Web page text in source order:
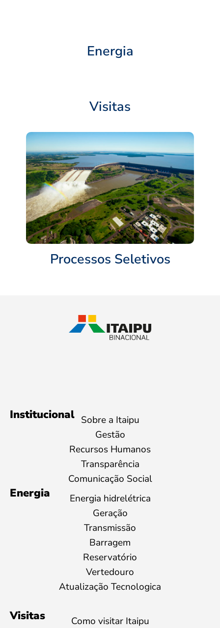
Energia
Visitas
Processos Seletivos
Institucional Sobre a Itaipu
Gestão
Recursos Humanos
Transparência
Comunicação Social
Energia
Energia hidrelétrica
Geração
Transmissão
Barragem
Reservatório
Vertedouro
Atualização Tecnologica
Visitas
Como visitar Itaipu